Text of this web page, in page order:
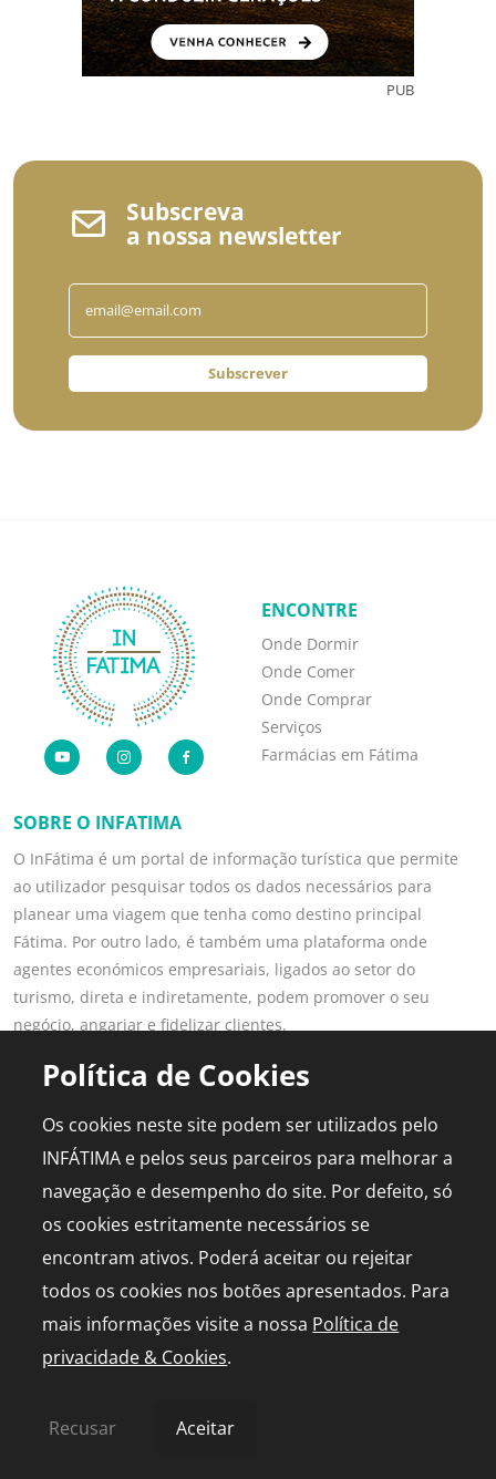
PUB
Subscreva
a nossa newsletter
Subscrever
SOBRE O INFATIMA
O InFátima é um portal de informação turística que permite
ao utilizador pesquisar todos os dados necessários para
planear uma viagem que tenha como destino principal
Fátima. Por outro lado, é também uma plataforma onde
agentes económicos empresariais, ligados ao setor do
turismo, direta e indiretamente, podem promover o seu
negócio, angariar e fidelizar clientes.
Saber mais
ENCONTRE
Onde Dormir
Onde Comer
Onde Comprar
Serviços
Farmácias em Fátima
LINKS POPULARES
Diário de Bordo
Agenda
Capelinha em direto
PARA PROFISSIONAIS
Publicidade
Media Kit
© 2026 infatima.pt™. Todos os direitos reservados
Mapa do Site
Política de Cookies
Os cookies neste site podem ser utilizados pelo
INFÁTIMA e pelos seus parceiros para melhorar a
navegação e desempenho do site. Por defeito, só
os cookies estritamente necessários se
encontram ativos. Poderá aceitar ou rejeitar
todos os cookies nos botões apresentados. Para
mais informações visite a nossa Política de
privacidade & Cookies.
Recusar Aceitar